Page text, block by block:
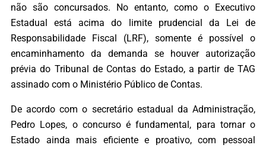
não são concursados. No entanto, como o Executivo
Estadual está acima do limite prudencial da Lei de
Responsabilidade Fiscal (LRF), somente é possível o
encaminhamento da demanda se houver autorização
prévia do Tribunal de Contas do Estado, a partir de TAG
assinado com o Ministério Público de Contas.
De acordo com o secretário estadual da Administração,
Pedro Lopes, o concurso é fundamental, para tornar o
Estado ainda mais eficiente e proativo, com pessoal